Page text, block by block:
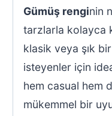
Gümüş renginin
tarzlarla kolayca
klasik veya şık
isteyenler için
hem casual hem
mükemmel bir